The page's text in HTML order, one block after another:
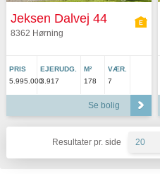
Jeksen Dalvej 44
8362 Hørning
PRIS
5.995.000
EJERUDG.
3.917
M²
178
VÆR.
7
Se bolig
Resultater pr. side 20